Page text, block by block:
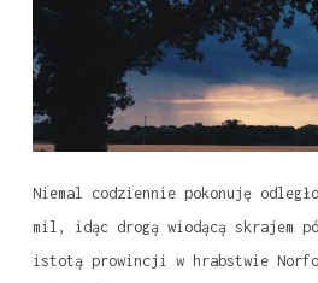
Niemal codziennie pokonuję
mil, idąc drogą wiodącą skrajem
istotą prowincji w hrabstwie